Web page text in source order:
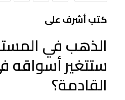
كتب أشرف على
الذهب في
ستتغير أسواقه
القادمة؟